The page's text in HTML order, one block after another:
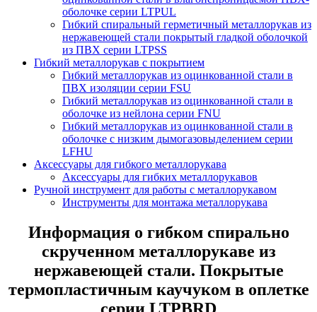
оболочке серии LTPUL
Гибкий спиральный герметичный металлорукав из
нержавеющей стали покрытый гладкой оболочкой
из ПВХ серии LTPSS
Гибкий металлорукав с покрытием
Гибкий металлорукав из оцинкованной стали в
ПВХ изоляции серии FSU
Гибкий металлорукав из оцинкованной стали в
оболочке из нейлона серии FNU
Гибкий металлорукав из оцинкованной стали в
оболочке с низким дымогазовыделением серии
LFHU
Аксессуары для гибкого металлорукава
Аксессуары для гибких металлорукавов
Ручной инструмент для работы с металлорукавом
Инструменты для монтажа металлорукава
Информация о гибком спирально
скрученном металлорукаве из
нержавеющей стали. Покрытые
термопластичным каучуком в оплетке
серии LTPBRD